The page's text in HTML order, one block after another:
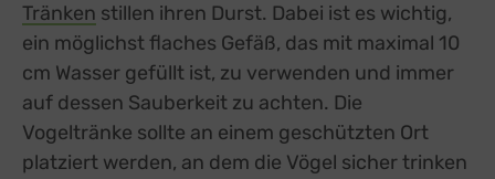
Tränken stillen ihren Durst. Dabei ist es wichtig,
ein möglichst flaches Gefäß, das mit maximal 10
cm Wasser gefüllt ist, zu verwenden und immer
auf dessen Sauberkeit zu achten. Die
Vogeltränke sollte an einem geschützten Ort
platziert werden, an dem die Vögel sicher trinken